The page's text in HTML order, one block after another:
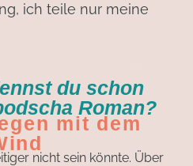
ich teile nur meine
du schon
Roman?
mit dem
nicht sein könnte. Über